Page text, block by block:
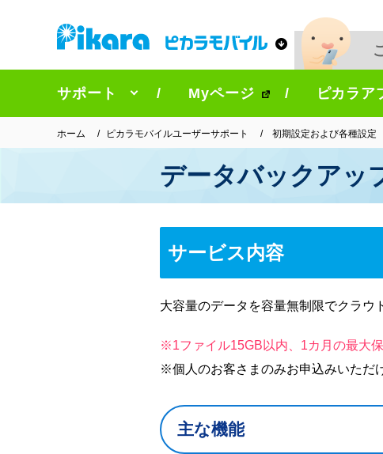
サポート Myページ ピカラア
ホーム ピカラモバイルユーザーサポート 初期設定および各種設定
データバックアッ
サービス内容
大容量のデータを容量無制限でクラウ
※1ファイル15GB以内、1カ月の最大
※個人のお客さまのみお申込みいただ
主な機能